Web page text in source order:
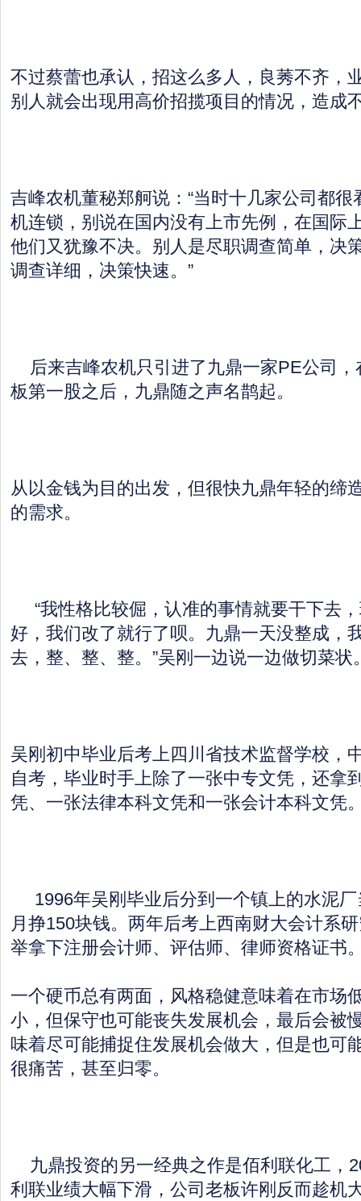
不过蔡蕾也承认，招这么多人，良莠不齐，
别人就会出现用高价招揽项目的情况，造成
吉峰农机董秘郑舸说：“当时十几家公司都
机连锁，别说在国内没有上市先例，在国际
他们又犹豫不决。别人是尽职调查简单，决
调查详细，决策快速。”
后来吉峰农机只引进了九鼎一家PE公司，
板第一股之后，九鼎随之声名鹊起。
从以金钱为目的出发，但很快九鼎年轻的缔
的需求。
“我性格比较倔，认准的事情就要干下去
好，我们改了就行了呗。九鼎一天没整成，
去，整、整、整。”吴刚一边说一边做切菜状
吴刚初中毕业后考上四川省技术监督学校，
自考，毕业时手上除了一张中专文凭，还拿
凭、一张法律本科文凭和一张会计本科文凭
1996年吴刚毕业后分到一个镇上的水泥厂
月挣150块钱。两年后考上西南财大会计系
举拿下注册会计师、评估师、律师资格证书
一个硬币总有两面，风格稳健意味着在市场
小，但保守也可能丧失发展机会，最后会被
味着尽可能捕捉住发展机会做大，但是也可
很痛苦，甚至归零。
九鼎投资的另一经典之作是佰利联化工，
利联业绩大幅下滑，公司老板许刚反而趁机